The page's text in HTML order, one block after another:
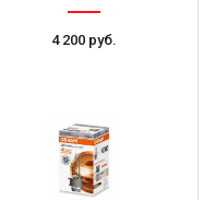
4 200 руб.